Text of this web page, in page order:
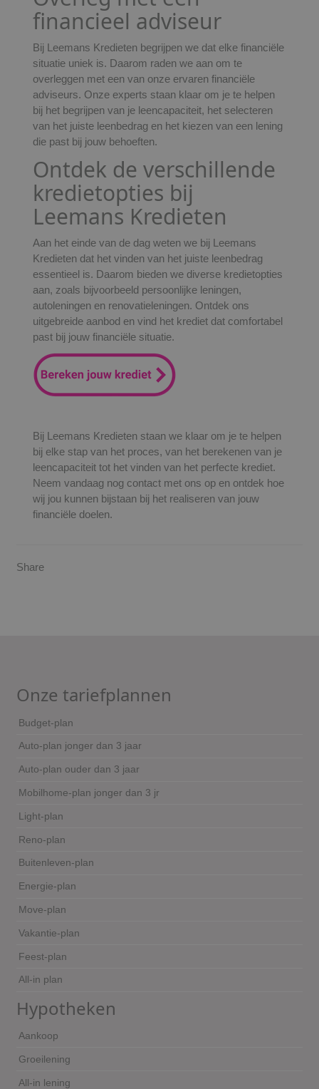
financieel adviseur
Bij Leemans Kredieten begrijpen we dat elke financiële
situatie uniek is. Daarom raden we aan om te
overleggen met een van onze ervaren financiële
adviseurs. Onze experts staan klaar om je te helpen
bij het begrijpen van je leencapaciteit, het selecteren
van het juiste leenbedrag en het kiezen van een lening
die past bij jouw behoeften.
Ontdek de verschillende
kredietopties bij
Leemans Kredieten
Aan het einde van de dag weten we bij Leemans
Kredieten dat het vinden van het juiste leenbedrag
essentieel is. Daarom bieden we diverse kredietopties
aan, zoals bijvoorbeeld persoonlijke leningen,
autoleningen en renovatieleningen. Ontdek ons
uitgebreide aanbod en vind het krediet dat comfortabel
past bij jouw financiële situatie.
Bij Leemans Kredieten staan we klaar om je te helpen
bij elke stap van het proces, van het berekenen van je
leencapaciteit tot het vinden van het perfecte krediet.
Neem vandaag nog contact met ons op en ontdek hoe
wij jou kunnen bijstaan bij het realiseren van jouw
financiële doelen.
Share
Onze tariefplannen
Budget-plan
Auto-plan jonger dan 3 jaar
Auto-plan ouder dan 3 jaar
Mobilhome-plan jonger dan 3 jr
Light-plan
Reno-plan
Buitenleven-plan
Energie-plan
Move-plan
Vakantie-plan
Feest-plan
All-in plan
Hypotheken
Aankoop
Groeilening
All-in lening